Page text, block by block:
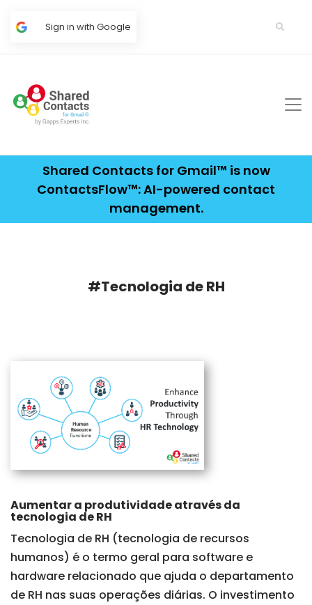
Sign in with Google
Shared Contacts for Gmail™ is now
ContactsFlow™: AI-powered contact
management.
#Tecnologia de RH
Aumentar a produtividade através da
tecnologia de RH
Tecnologia de RH (tecnologia de recursos
humanos) é o termo geral para software e
hardware relacionado que ajuda o departamento
de RH nas suas operações diárias. O investimento